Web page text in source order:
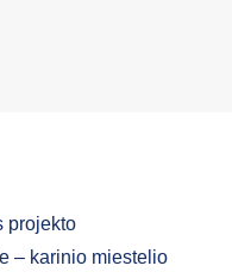
projekto
– karinio miestelio